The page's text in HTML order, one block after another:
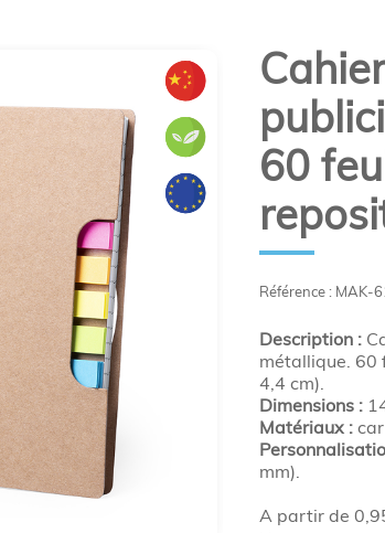
Référence : MAK-
A partir de
60
Description :
métallique. 60
4,4 cm).
Dimensions :
Matériaux :
mm).